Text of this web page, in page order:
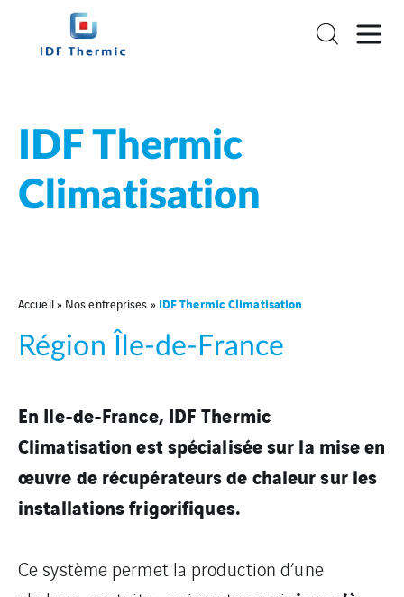
IDF Thermic
Climatisation
Accueil» Nos entreprises » IDF Thermic Climatisation
Région Île-de-France
En Ile-de-France, IDF Thermic
Climatisation est spécialisée sur la mise en
œuvre de récupérateurs de chaleur sur les
installations frigorifiques.
Ce système permet la production d’une